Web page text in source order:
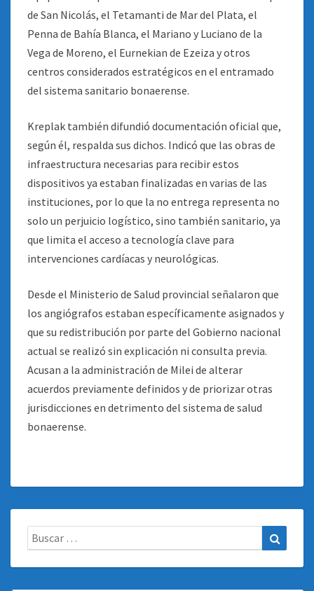
de San Nicolás, el Tetamanti de Mar del Plata, el
Penna de Bahía Blanca, el Mariano y Luciano de la
Vega de Moreno, el Eurnekian de Ezeiza y otros
centros considerados estratégicos en el entramado
del sistema sanitario bonaerense.
Kreplak también difundió documentación oficial que,
según él, respalda sus dichos. Indicó que las obras de
infraestructura necesarias para recibir estos
dispositivos ya estaban finalizadas en varias de las
instituciones, por lo que la no entrega representa no
solo un perjuicio logístico, sino también sanitario, ya
que limita el acceso a tecnología clave para
intervenciones cardíacas y neurológicas.
Desde el Ministerio de Salud provincial señalaron que
los angiógrafos estaban específicamente asignados y
que su redistribución por parte del Gobierno nacional
actual se realizó sin explicación ni consulta previa.
Acusan a la administración de Milei de alterar
acuerdos previamente definidos y de priorizar otras
jurisdicciones en detrimento del sistema de salud
bonaerense.
Buscar: